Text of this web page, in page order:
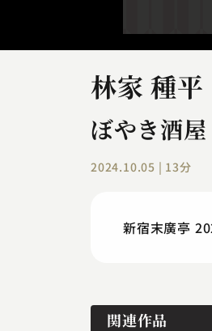
林家 種平
ぼやき酒屋
2024.10.05 | 13分
新宿末廣亭
関連作品